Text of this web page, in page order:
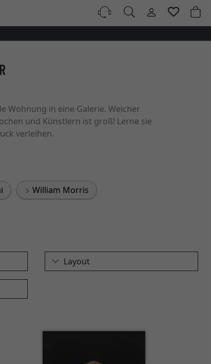
Wohnung in eine Galerie. Welcher
und Künstlern ist groß! Lerne sie
verleihen.
William Morris
Layout